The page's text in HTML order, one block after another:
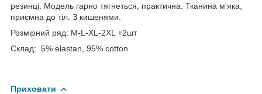
резинці. Модель гарно тягнеться, практична. Тканина м'яка,
приємна до тіл. З кишенями.
Розмірний ряд: M-L-XL-2XL +2шт
Склад: 5% elastan, 95% cotton
Приховати